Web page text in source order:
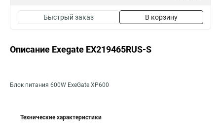
Быстрый заказ В корзину
Описание Exegate EX219465RUS-S
Блок питания 600W ExeGate XP600
Технические характеристики